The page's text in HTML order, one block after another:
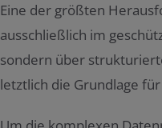
Eine der größten
ausschließlich im
sondern über
letztlich die Grundlage